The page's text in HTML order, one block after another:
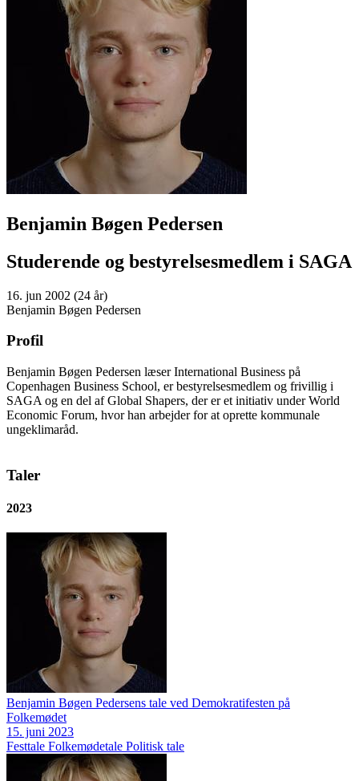
Benjamin Bøgen Pedersen
Studerende og bestyrelsesmedlem i SAGA
16. jun 2002 (24 år)
Benjamin Bøgen Pedersen
Profil
Benjamin Bøgen Pedersen læser International Business på
Copenhagen Business School, er bestyrelsesmedlem og frivillig i
SAGA og en del af Global Shapers, der er et initiativ under World
Economic Forum, hvor han arbejder for at oprette kommunale
ungeklimaråd.
Taler
2023
Benjamin Bøgen Pedersens tale ved Demokratifesten på
Folkemødet
15. juni 2023
Festtale Folkemødetale Politisk tale